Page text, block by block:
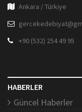
Ankara / Türkiye
+90 (532) 254 49 95
HABERLER
Güncel Haberler